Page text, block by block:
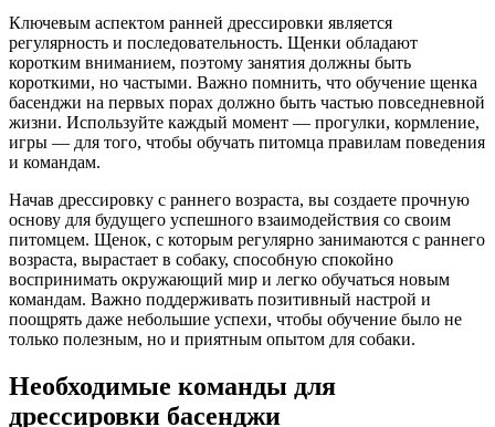
Ключевым аспектом ранней дрессировки является
регулярность и последовательность. Щенки обладают
коротким вниманием, поэтому занятия должны быть
короткими, но частыми. Важно помнить, что обучение щенка
басенджи на первых порах должно быть частью повседневной
жизни. Используйте каждый момент — прогулки, кормление,
игры — для того, чтобы обучать питомца правилам поведения
и командам.
Начав дрессировку с раннего возраста, вы создаете прочную
основу для будущего успешного взаимодействия со своим
питомцем. Щенок, с которым регулярно занимаются с раннего
возраста, вырастает в собаку, способную спокойно
воспринимать окружающий мир и легко обучаться новым
командам. Важно поддерживать позитивный настрой и
поощрять даже небольшие успехи, чтобы обучение было не
только полезным, но и приятным опытом для собаки.
Необходимые команды для
дрессировки басенджи